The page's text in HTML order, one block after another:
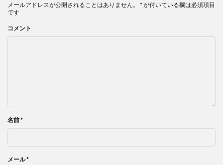
メールアドレスが公開されることはありません。 *が付いている欄は必須項目
です
コメント
名前*
メール*